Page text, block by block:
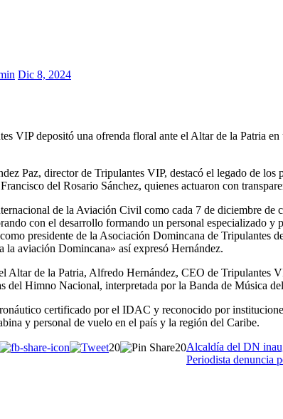
Dic 8, 2024
VIP depositó una ofrenda floral ante el Altar de la Patria
Paz, director de Tripulantes VIP, destacó el legado de
del Rosario Sánchez, quienes actuaron con
de la Aviación Civil como cada 7 de diciembre
con el desarrollo formando un personal especializado
presidente de la Asociación Domincana de Tripulantes
la aviación Domincana» así expresó Hernández.
Altar de la Patria, Alfredo Hernández, CEO de Tripulantes
del Himno Nacional, interpretada por la Banda de Música
certificado por el IDAC y reconocido por
y personal de vuelo en el país y la región del Caribe.
20 20Alcaldía del DN
Periodista denuncia